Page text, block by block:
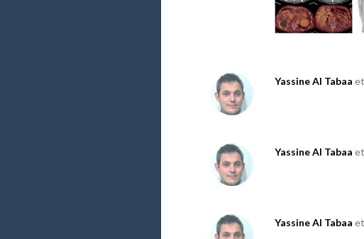
Yassine Al Tabaa et
Yassine Al Tabaa et
Yassine Al Tabaa et